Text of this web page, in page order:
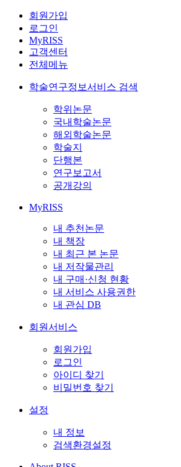
회원가입
로그인
MyRISS
고객센터
전체메뉴
학술연구정보서비스 검색
학위논문
국내학술논문
해외학술논문
학술지
단행본
연구보고서
공개강의
MyRISS
내 추천논문
내 책장
내 최근 본 논문
내 저작물관리
내 구매·신청 현황
내 서비스 사용권한
내 관심 DB
회원서비스
회원가입
로그인
아이디 찾기
비밀번호 찾기
설정
내 정보
검색환경설정